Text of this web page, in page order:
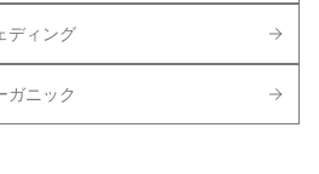
ディング
ガニック